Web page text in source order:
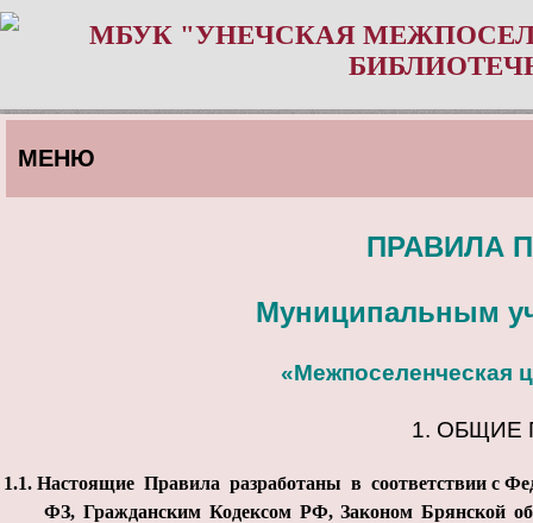
МБУК "УНЕЧСКАЯ
МЕНЮ
ПРАВИЛА
Муниципальным
«Межпоселенческая
1. ОБЩИЕ
1.1. Настоящие Правила разработаны в соответствии с
ФЗ, Гражданским Кодексом РФ, Законом Брянской